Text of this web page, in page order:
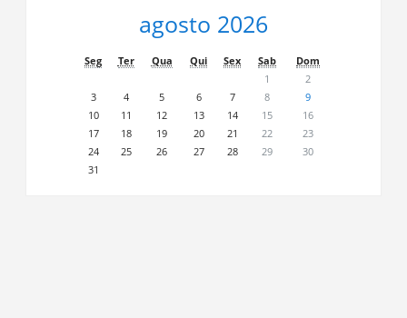
agosto 2026
Seg Ter Qua Qui Sex Sab
Dom
1
2
3
4 5 6 7 8
9
10
11 12 13 14 15
16
17
18 19 20 21 22
23
24
25 26 27 28 29
30
31